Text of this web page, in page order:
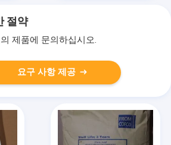
절약
제품에 문의하십시오.
요구 사항 제공